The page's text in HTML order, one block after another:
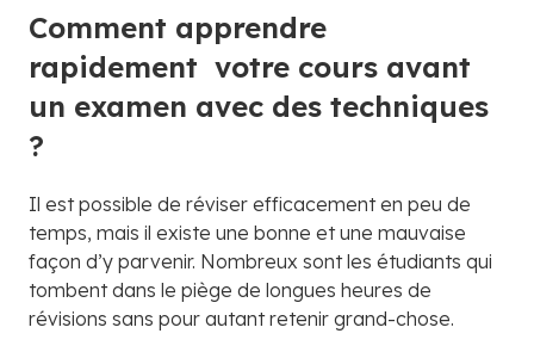
Comment apprendre
rapidement votre cours avant
un examen avec des techniques
?
Il est possible de réviser efficacement en peu de
temps, mais il existe une bonne et une mauvaise
façon d’y parvenir. Nombreux sont les étudiants qui
tombent dans le piège de longues heures de
révisions sans pour autant retenir grand-chose.